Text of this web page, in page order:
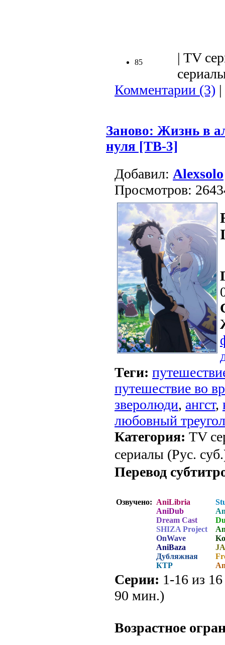
85
| TV
Комментарии (3) |
Заново: Жизнь в
нуля [ТВ-3]
Добавил: Alexsolo
Просмотров:
Теги:
путешествие во
зверолюди, ангст,
любовный
Категория: TV
сериалы (Рус.
Перевод
Озвучено: AniLibria
AniDub
Dream Cast
SHIZA Project
OnWave
AniBaza
Дубляжная
КТР
Серии: 1-16 из
90 мин.)
Возрастное